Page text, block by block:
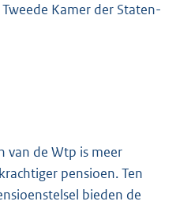
Kamer der Staten-
van de Wtp is meer
pensioen. Ten
bieden de